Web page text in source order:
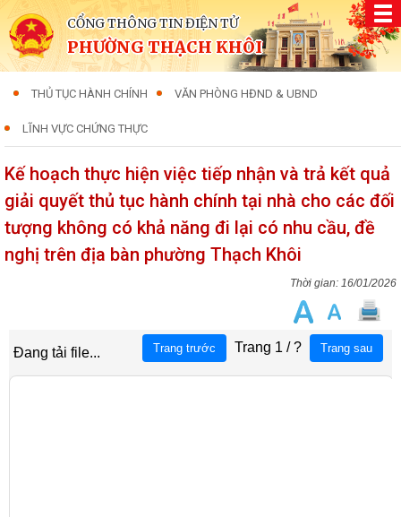
CỔNG THÔNG TIN ĐIỆN TỬ
PHƯỜNG THẠCH KHÔI
THỦ TỤC HÀNH CHÍNH VĂN PHÒNG HĐND & UBND
LĨNH VỰC CHỨNG THỰC
Kế hoạch thực hiện việc tiếp nhận và trả kết quả
giải quyết thủ tục hành chính tại nhà cho các đối
tượng không có khả năng đi lại có nhu cầu, đề
nghị trên địa bàn phường Thạch Khôi
16/01/2026